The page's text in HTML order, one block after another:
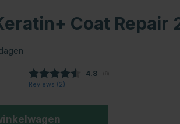
Coat Repair
Gemiddelde beoordeling:
4.8
Reviews (2)